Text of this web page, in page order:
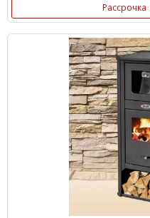
Рассрочка